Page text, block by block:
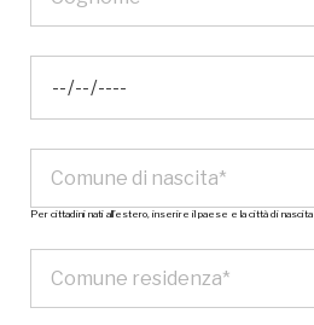
Per cittadini nati all’estero, inserire il paese e la città di nascita